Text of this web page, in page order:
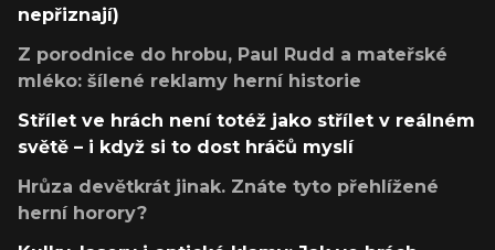
nepřiznají)
Z porodnice do hrobu, Paul Rudd a mateřské
mléko: šílené reklamy herní historie
Střílet ve hrách není totéž jako střílet v reálném
světě – i když si to dost hráčů myslí
Hrůza devětkrát jinak. Znáte tyto přehlížené
herní horory?